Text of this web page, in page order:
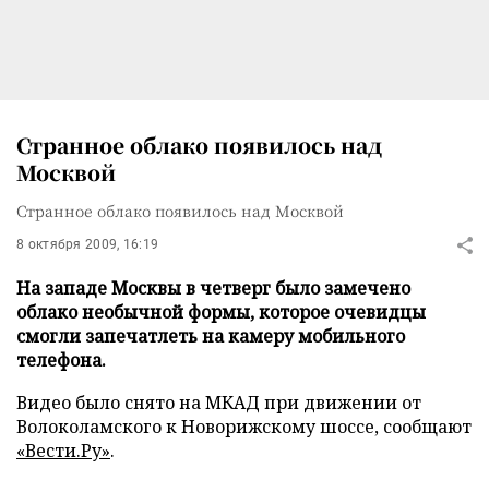
Странное облако появилось над
Москвой
Странное облако появилось над Москвой
8 октября 2009, 16:19
На западе Москвы в четверг было замечено
облако необычной формы, которое очевидцы
смогли запечатлеть на камеру мобильного
телефона.
Видео было снято на МКАД при движении от
Волоколамского к Новорижскому шоссе, сообщают
«Вести.Ру».